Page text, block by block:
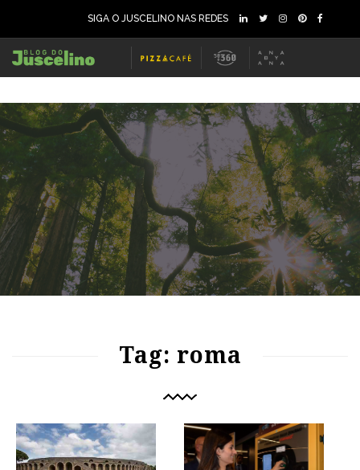
SIGA O JUSCELINO NAS REDES
Tag: roma